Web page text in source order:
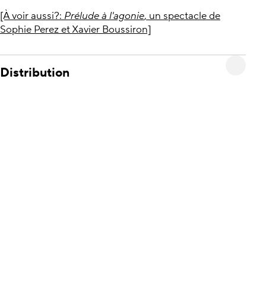
[À voir aussi?: Prélude à l'agonie, un spectacle de
Sophie Perez et Xavier Boussiron]
Distribution